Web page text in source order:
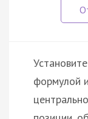
формулой